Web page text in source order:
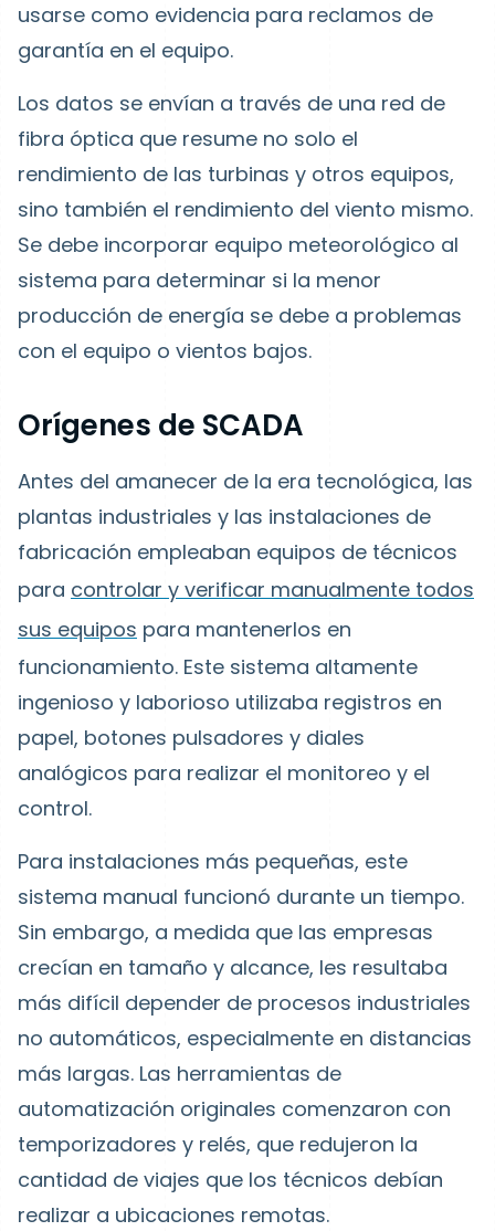
usarse como evidencia para reclamos de
garantía en el equipo.
Los datos se envían a través de una red de
fibra óptica que resume no solo el
rendimiento de las turbinas y otros equipos,
sino también el rendimiento del viento mismo.
Se debe incorporar equipo meteorológico al
sistema para determinar si la menor
producción de energía se debe a problemas
con el equipo o vientos bajos.
Orígenes de SCADA
Antes del amanecer de la era tecnológica, las
plantas industriales y las instalaciones de
fabricación empleaban equipos de técnicos
para controlar y verificar manualmente todos
sus equipos para mantenerlos en
funcionamiento. Este sistema altamente
ingenioso y laborioso utilizaba registros en
papel, botones pulsadores y diales
analógicos para realizar el monitoreo y el
control.
Para instalaciones más pequeñas, este
sistema manual funcionó durante un tiempo.
Sin embargo, a medida que las empresas
crecían en tamaño y alcance, les resultaba
más difícil depender de procesos industriales
no automáticos, especialmente en distancias
más largas. Las herramientas de
automatización originales comenzaron con
temporizadores y relés, que redujeron la
cantidad de viajes que los técnicos debían
realizar a ubicaciones remotas.